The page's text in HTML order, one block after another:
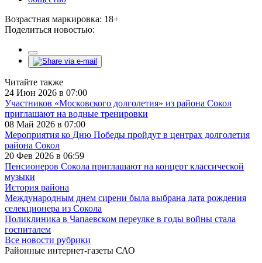
Возрастная маркировка: 18+
Поделиться новостью:
Читайте также
24 Июн 2026 в 07:00
Участников «Московского долголетия» из района Сокол
приглашают на водные тренировки
08 Май 2026 в 07:00
Мероприятия ко Дню Победы пройдут в центрах долголетия
района Сокол
20 Фев 2026 в 06:59
Пенсионеров Сокола приглашают на концерт классической
музыки
История района
Международным днем сирени была выбрана дата рождения
селекционера из Сокола
Поликлиника в Чапаевском переулке в годы войны стала
госпиталем
Все новости рубрики
Районные интернет-газеты САО